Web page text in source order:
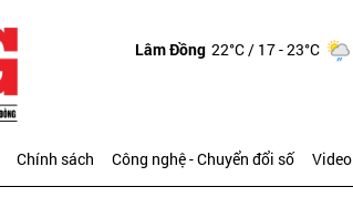
Lâm Đồng 22°C/ 17 - 23°C
Chính sách Công nghệ - Chuyển đổi số Video